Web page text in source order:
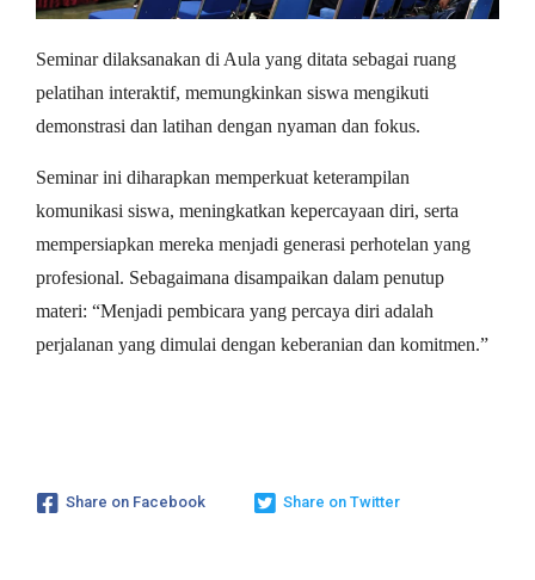
Seminar dilaksanakan di Aula yang ditata sebagai ruang
pelatihan interaktif, memungkinkan siswa mengikuti
demonstrasi dan latihan dengan nyaman dan fokus.
Seminar ini diharapkan memperkuat keterampilan
komunikasi siswa, meningkatkan kepercayaan diri, serta
mempersiapkan mereka menjadi generasi perhotelan yang
profesional. Sebagaimana disampaikan dalam penutup
materi: “Menjadi pembicara yang percaya diri adalah
perjalanan yang dimulai dengan keberanian dan komitmen.”
Share on Facebook Share on Twitter